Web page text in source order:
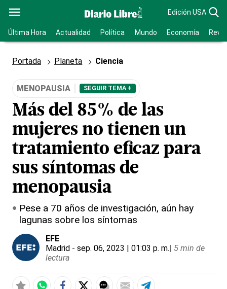
Edición USA
Última Hora Actualidad Política Mundo Economía
Portada Planeta Ciencia
MENOPAUSIA SEGUIR TEMA +
Más del 85% de las
mujeres no tienen un
tratamiento eficaz para
sus síntomas de
menopausia
Pese a 70 años de investigación, aún hay
lagunas sobre los síntomas
EFE
Madrid - sep. 06, 2023 | 01:03 p. m.| 5 min de
lectura